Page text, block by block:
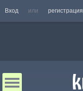
Вход или регистрация